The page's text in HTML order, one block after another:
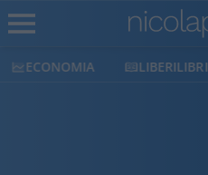
ECONOMIA LIBERILIBRI